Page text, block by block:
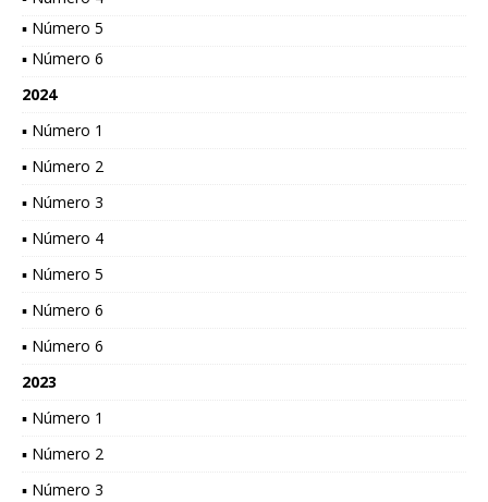
▪ Número 5
▪ Número 6
2024
▪ Número 1
▪ Número 2
▪ Número 3
▪ Número 4
▪ Número 5
▪ Número 6
▪ Número 6
2023
▪ Número 1
▪ Número 2
▪ Número 3